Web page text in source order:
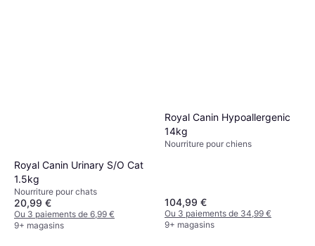
Royal Canin Urinary S/O Cat
1.5kg
Nourriture pour chats
20,99 €
Ou 3 paiements de 6,99 €
9+ magasins
Royal Canin Hypoallergenic
14kg
Nourriture pour chiens
104,99 €
Ou 3 paiements de 34,99 €
9+ magasins